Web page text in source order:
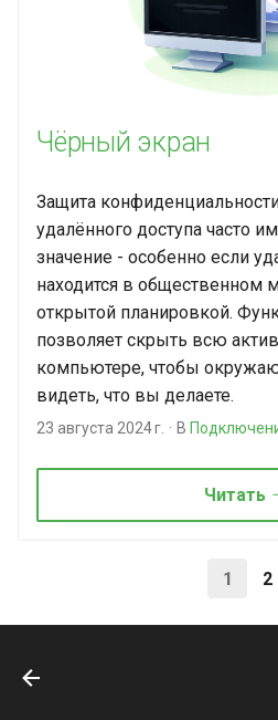
Чёрный экран
Защита
удалённого доступа часто
значение - особенно если
находится в общественном
открытой планировкой.
позволяет скрыть всю
компьютере, чтобы
видеть, что вы делаете.
23 августа 2024 г. В
Читать
1 2